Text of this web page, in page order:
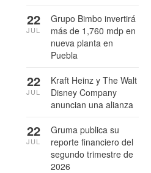
Grupo Bimbo invertirá
más de 1,760 mdp en
nueva planta en
Puebla
22
JUL
Kraft Heinz y The Walt
Disney Company
anuncian una alianza
22
JUL
Gruma publica su
reporte financiero del
segundo trimestre de
2026
22
JUL